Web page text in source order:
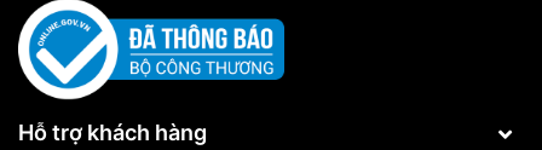
Hỗ trợ khách hàng